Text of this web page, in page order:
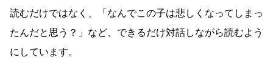
読むだけではなく、「なんでこの子は悲しくなってしまっ
たんだと思う？」など、できるだけ対話しながら読むよう
にしています。